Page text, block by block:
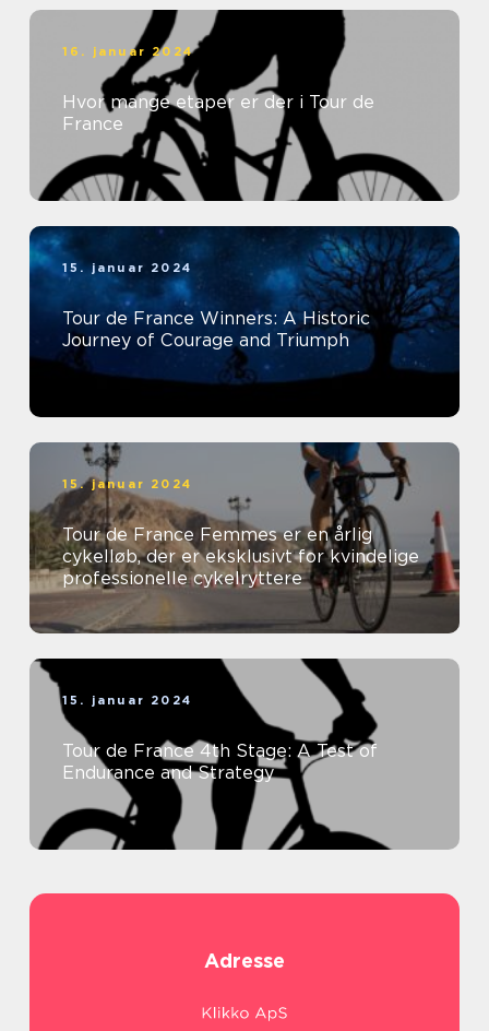
16. januar 2024
Hvor mange etaper er der i Tour de
France
15. januar 2024
Tour de France Winners: A Historic
Journey of Courage and Triumph
15. januar 2024
Tour de France Femmes er en årlig
cykelløb, der er eksklusivt for kvindelige
professionelle cykelryttere
15. januar 2024
Tour de France 4th Stage: A Test of
Endurance and Strategy
Adresse